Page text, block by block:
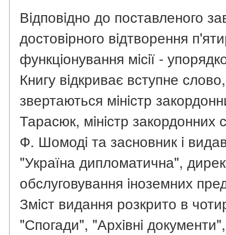
Вiдповiдно до поставленого
достовiрного вiдтворення
функцiонування мiсiї -
Книгу вiдкриває вступне
звертаються мiнiстр
Тарасюк, мiнiстр закордонних
Ф. Шомодi та засновник i
"Україна дипломатична",
обслуговування iноземних
Змiст видання розкрито в
"Спогади", "Архiвнi